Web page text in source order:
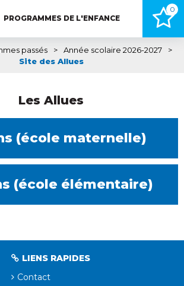
PROGRAMMES DE L'ENFANCE
0
passés > Année scolaire 2026-2027
>
Site des Allues
Les Allues
(école maternelle)
(école élémentaire)
LIENS RAPIDES
Contact